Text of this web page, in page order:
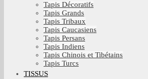
Tapis Décoratifs
Tapis Grands
Tapis Tribaux
Tapis Caucasiens
Tapis Persans
Tapis Indiens
Tapis Chinois et Tibétains
Tapis Turcs
TISSUS